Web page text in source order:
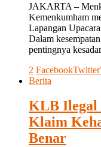
JAKARTA –
Kemenkumham
Lapangan
Dalam
pentingnya
2 FacebookTwitter
Berita
KLB Ilegal
Klaim
Benar